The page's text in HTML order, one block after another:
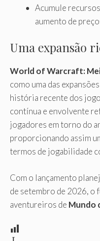
Acumule
aumento de
Uma expansão
World of Warcraft:
como uma das
história recente dos
contínua e envolvente
jogadores em torno do
proporcionando assim
termos de jogabilidade
Com o lançamento
de setembro de 2026, o
aventureiros de Mundo
L